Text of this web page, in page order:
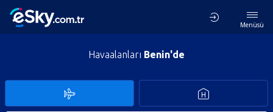
Menüsü
Havaalanları Benin'de